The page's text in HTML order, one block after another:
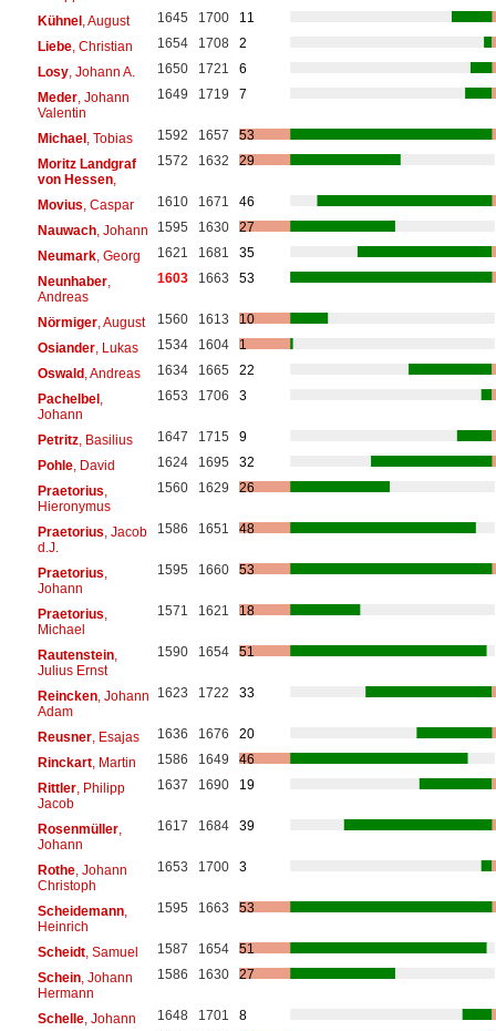
Kühnel, August 1645 1700
11
Liebe, Christian 1654 1708
2
Losy, Johann A. 1650 1721
6
Meder, Johann
Valentin
1649 1719 7
Michael, Tobias 1592 1657
53
Moritz Landgraf
von Hessen,
1572 1632 29
Movius , Caspar 1610 1671
46
Nauwach, Johann 1595 1630
27
Neumark, Georg 1621 1681
35
Neunhaber,
Andreas
1603 1663 53
Nörmiger, August 1560 1613
10
Osiander, Lukas 1534 1604
1
Oswald, Andreas 1634 1665
22
Pachelbel,
Johann
1653 1706 3
Petritz, Basilius 1647 1715
9
Pohle, David 1624 1695
32
Praetorius
Hieronymus
1560 1629 26
Praetorius , Jacob
d.J.
1586 1651 48
Praetorius
Johann
1595 1660 53
Praetorius
Michael
1571 1621 18
Rautenstein,
Julius Ernst
1590 1654 51
Reincken, Johann
Adam
1623 1722 33
Reusner, Esajas 1636 1676
20
Rinckart, Martin 1586 1649
46
Rittler, Philipp
Jacob
1637 1690 19
Rosenmüller,
Johann
1617 1684 39
Rothe, Johann
Christoph
1653 1700 3
Scheidemann,
Heinrich
1595 1663 53
Scheidt, Samuel 1587 1654
51
Schein, Johann
Hermann
1586 1630 27
Schelle, Johann 1648 1701
8